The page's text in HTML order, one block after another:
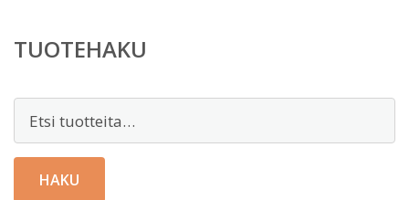
TUOTEHAKU
HAKU